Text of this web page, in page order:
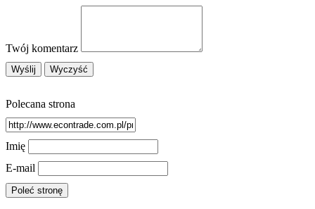
Sprzątanie,
Noclegi
SPA
Twój komentarz
Polecana strona
Imię
E-mail